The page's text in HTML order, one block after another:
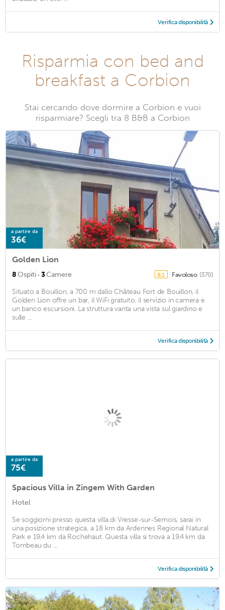
Verifica disponibilità
Risparmia con bed and
breakfast a Corbion
Stai cercando dove dormire a Corbion e vuoi
risparmiare? Scegli tra 8 B&B a Corbion
a partire da
36€
Golden Lion
8Ospiti · 3Camere 8,1 Favoloso (370)
Situato a Bouillon, a 700 m dallo Château Fort de Bouillon, il
Golden Lion offre un bar, il WiFi gratuito, il servizio in camera e
un banco escursioni. La struttura vanta una vista sul giardino e
sulle ...
Verifica disponibilità
a partire da
75€
Spacious Villa in Zingem With Garden
Hotel
Se soggiorni presso questa villa di Vresse-sur-Semois, sarai in
una posizione strategica, a 18 km da Ardennes Regional Natural
Park e 19,4 km da Rochehaut. Questa villa si trova a 19,4 km da
Tombeau du ...
Verifica disponibilità